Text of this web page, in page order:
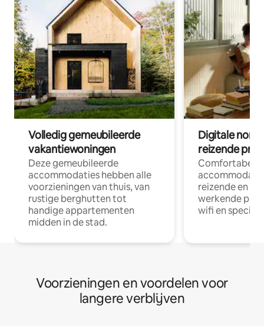
Volledig gemeubileerde
vakantiewoningen
Deze gemeubileerde
accommodaties hebben alle
voorzieningen van thuis, van
rustige berghutten tot
handige appartementen
midden in de stad.
Digitale
reizende
Comfortabele
reizende en
werkende
wifi en
Voorzieningen en voordelen voor
langere verblijven